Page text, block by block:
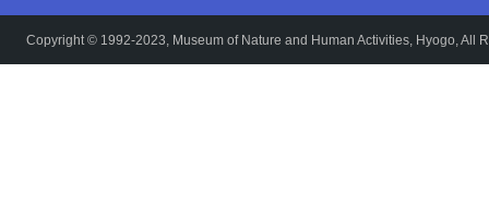
Copyright © 1992-2023, Museum of Nature and Human Activities, Hyogo, All